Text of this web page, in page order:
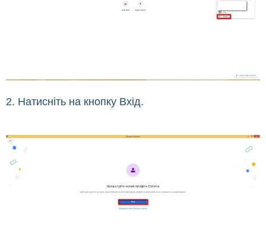
2. Натисніть на кнопку Вхід.